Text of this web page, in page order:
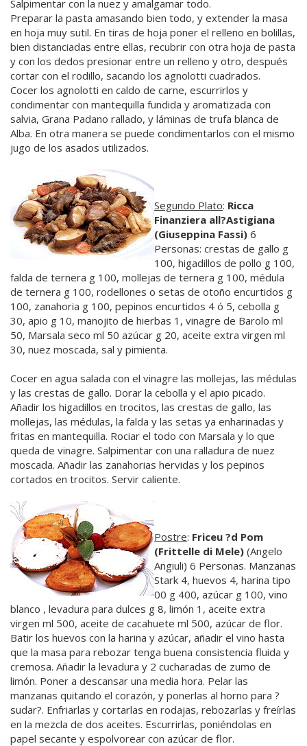
Salpimentar con la nuez y amalgamar todo.
Preparar la pasta amasando bien todo, y extender la masa
en hoja muy sutil. En tiras de hoja poner el relleno en bolillas,
bien distanciadas entre ellas, recubrir con otra hoja de pasta
y con los dedos presionar entre un relleno y otro, después
cortar con el rodillo, sacando los agnolotti cuadrados.
Cocer los agnolotti en caldo de carne, escurrirlos y
condimentar con mantequilla fundida y aromatizada con
salvia, Grana Padano rallado, y láminas de trufa blanca de
Alba. En otra manera se puede condimentarlos con el mismo
jugo de los asados utilizados.
Segundo Plato: Ricca
Finanziera all?Astigiana
(Giuseppina Fassi) 6
Personas: crestas de gallo g
100, higadillos de pollo g 100,
falda de ternera g 100, mollejas de ternera g 100, médula
de ternera g 100, rodellones o setas de otoño encurtidos g
100, zanahoria g 100, pepinos encurtidos 4 ó 5, cebolla g
30, apio g 10, manojito de hierbas 1, vinagre de Barolo ml
50, Marsala seco ml 50 azúcar g 20, aceite extra virgen ml
30, nuez moscada, sal y pimienta.
Cocer en agua salada con el vinagre las mollejas, las médulas
y las crestas de gallo. Dorar la cebolla y el apio picado.
Añadir los higadillos en trocitos, las crestas de gallo, las
mollejas, las médulas, la falda y las setas ya enharinadas y
fritas en mantequilla. Rociar el todo con Marsala y lo que
queda de vinagre. Salpimentar con una ralladura de nuez
moscada. Añadir las zanahorias hervidas y los pepinos
cortados en trocitos. Servir caliente.
Postre: Friceu ?d Pom
(Frittelle di Mele) (Angelo
Angiuli) 6 Personas. Manzanas
Stark 4, huevos 4, harina tipo
00 g 400, azúcar g 100, vino
blanco , levadura para dulces g 8, limón 1, aceite extra
virgen ml 500, aceite de cacahuete ml 500, azúcar de flor.
Batir los huevos con la harina y azúcar, añadir el vino hasta
que la masa para rebozar tenga buena consistencia fluida y
cremosa. Añadir la levadura y 2 cucharadas de zumo de
limón. Poner a descansar una media hora. Pelar las
manzanas quitando el corazón, y ponerlas al horno para ?
sudar?. Enfriarlas y cortarlas en rodajas, rebozarlas y freírlas
en la mezcla de dos aceites. Escurrirlas, poniéndolas en
papel secante y espolvorear con azúcar de flor.